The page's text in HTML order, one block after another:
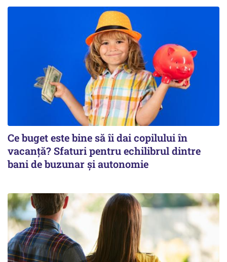
Ce buget este bine să îi dai copilului în
vacanță? Sfaturi pentru echilibrul dintre
bani de buzunar și autonomie